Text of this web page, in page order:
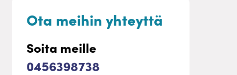
Ota meihin yhteyttä
Soita meille
0456398738